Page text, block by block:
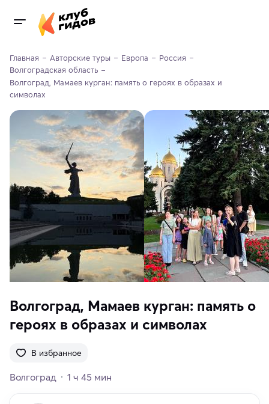
Главная Авторские туры Европа
Россия
Волгоградская область
Волгоград, Мамаев курган: память о героях в образах и
символах
Волгоград, Мамаев курган: память о
героях в образах и символах
В избранное
Волгоград 1 ч 45 мин